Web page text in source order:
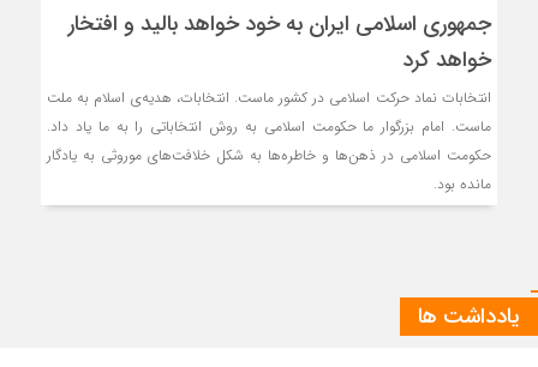
جمهوری اسلامی ایران به خود خواهد بالید و افتخار
خواهد کرد
انتخابات نماد حرکت اسلامی در کشور ماست. انتخابات، هدیه‌ی اسلام به ملت
ماست. امام بزرگوار ما حکومت اسلامی به روش انتخاباتی را به ما یاد داد.
حکومت اسلامی در ذهن‌ها و خاطره‌ها به شکل خلافت‌های موروثی به یادگار
مانده بود.
یادداشت ها